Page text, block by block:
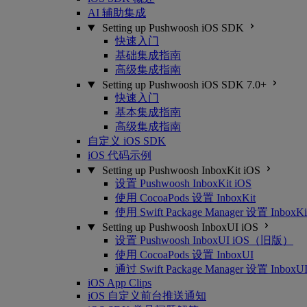
AI 辅助集成
Setting up Pushwoosh iOS SDK
快速入门
基础集成指南
高级集成指南
Setting up Pushwoosh iOS SDK 7.0+
快速入门
基本集成指南
高级集成指南
自定义 iOS SDK
iOS 代码示例
Setting up Pushwoosh InboxKit iOS
设置 Pushwoosh InboxKit iOS
使用 CocoaPods 设置 InboxKit
使用 Swift Package Manager 设置
Setting up Pushwoosh InboxUI iOS
设置 Pushwoosh InboxUI iOS（旧版）
使用 CocoaPods 设置 InboxUI
通过 Swift Package Manager 设置 InboxUI
iOS App Clips
iOS 自定义前台推送通知